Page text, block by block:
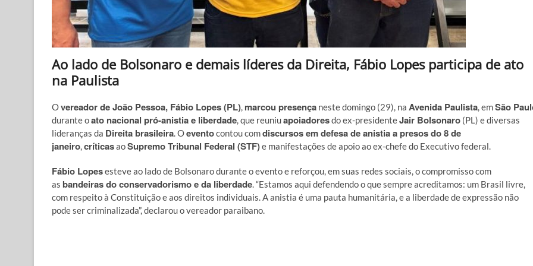
Ao lado de Bolsonaro e demais líderes da Direita, Fábio Lopes participa de ato
na Paulista
Overeador de João Pessoa, Fábio Lopes (PL), marcou presença neste domingo (29), na Avenida Paulista, emSão
durante oato nacional pró-anistia e liberdade, que reuniuapoiadoresdo ex-presidenteJair Bolsonaro (PL) e diversas
lideranças da Direita brasileira. Oeventocontou comdiscursos em defesa de anistia a presos do 8 de
janeiro,críticasaoSupremo Tribunal Federal (STF)e manifestações de apoio ao ex-chefe do Executivo federal.
Fábio Lopesesteve ao lado de Bolsonaro durante o evento e reforçou, em suas redes sociais, o compromisso com
as bandeiras do conservadorismo e da liberdade. “Estamos aqui defendendo o que sempre acreditamos: um Brasil livre,
com respeito à Constituição e aos direitos individuais. A anistia é uma pauta humanitária, e a liberdade de expressão não
pode ser criminalizada”, declarou o vereador paraibano.